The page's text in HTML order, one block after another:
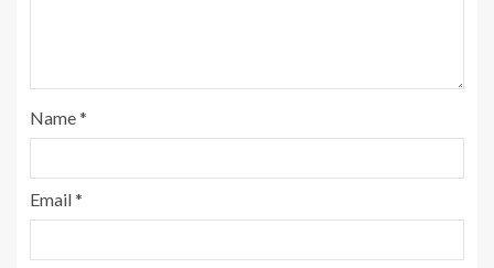
Name*
Email*